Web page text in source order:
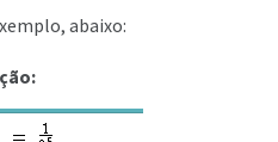
abaixo: